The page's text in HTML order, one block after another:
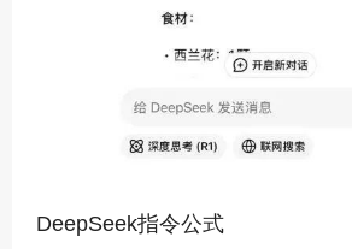
DeepSeek指令公式